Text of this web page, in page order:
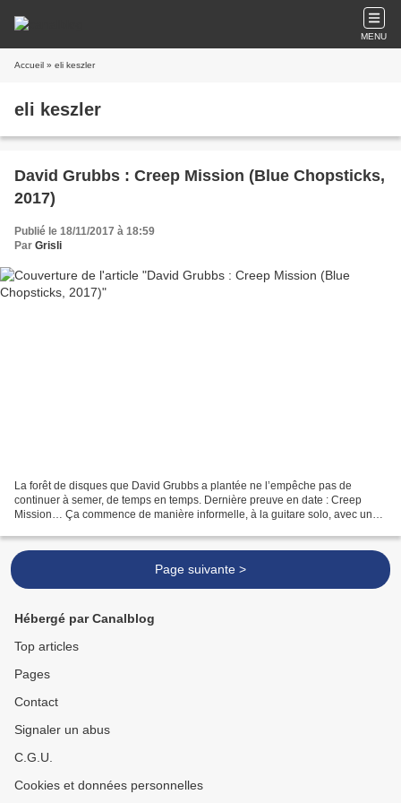
MENU
Accueil » eli keszler
eli keszler
David Grubbs : Creep Mission (Blue Chopsticks,
2017)
Publié le 18/11/2017 à 18:59
Par Grisli
La forêt de disques que David Grubbs a plantée ne l’empêche pas de
continuer à semer, de temps en temps. Dernière preuve en date : Creep
Mission… Ça commence de manière informelle, à la guitare solo, avec un
Page suivante >
Hébergé par Canalblog
Top articles
Pages
Contact
Signaler un abus
C.G.U.
Cookies et données personnelles